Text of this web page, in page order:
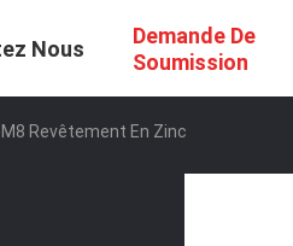
Nous
Demande De
Soumission
Revêtement En Zinc